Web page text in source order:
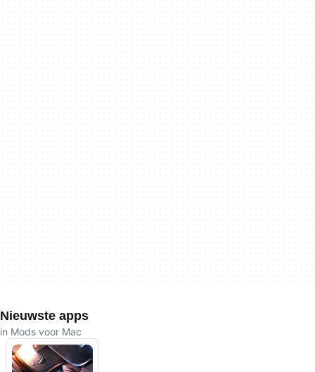
Nieuwste apps
in Mods voor Mac